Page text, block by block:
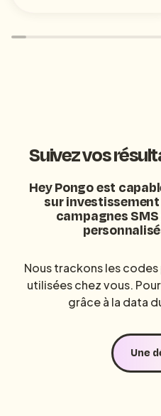
Suivez vos
Hey Pongo est
sur
campagnes
Nous trackons les
utilisées chez vous.
grâce à la data
Une